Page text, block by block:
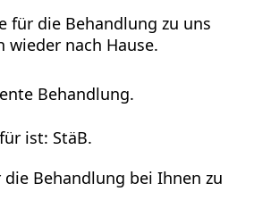
für die Behandlung zu uns
wieder nach Hause.
Behandlung.
ist: StäB.
Behandlung bei Ihnen zu